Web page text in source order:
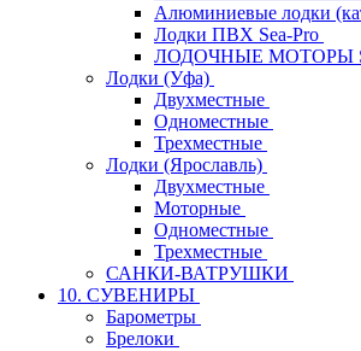
Алюминиевые лодки
Лодки ПВХ Sea-Pro
ЛОДОЧНЫЕ МОТОРЫ
Лодки (Уфа)
Двухместные
Одноместные
Трехместные
Лодки (Ярославль)
Двухместные
Моторные
Одноместные
Трехместные
САНКИ-ВАТРУШКИ
10. СУВЕНИРЫ
Барометры
Брелоки